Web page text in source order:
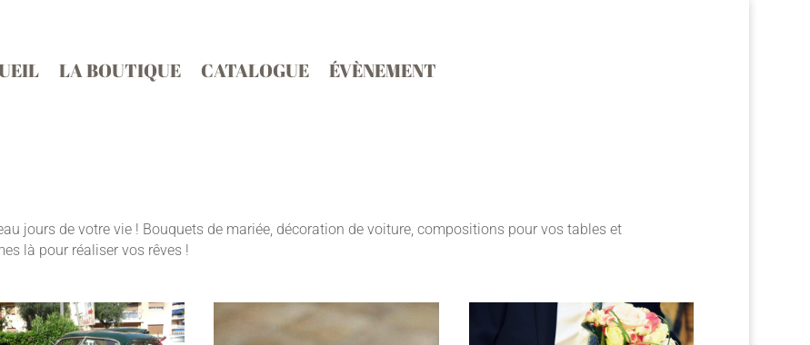
LA BOUTIQUE CATALOGUE ÉVÈNEMENT
jours de votre vie ! Bouquets de mariée, décoration de voiture, compositions pour vos tables et
là pour réaliser vos rêves !